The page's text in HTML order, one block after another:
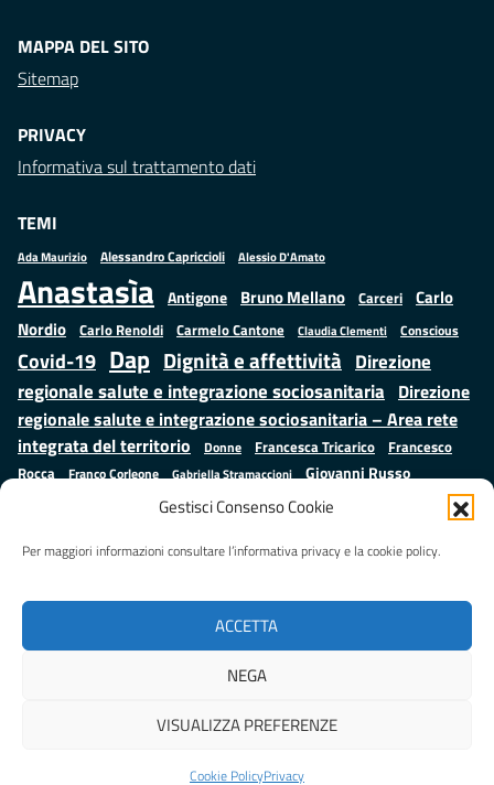
Gestisci Consenso Cookie
Per maggiori informazioni consultare l’informativa privacy e la cookie policy.
ACCETTA
NEGA
VISUALIZZA PREFERENZE
Cookie PolicyPrivacy
MAPPA DEL SITO
Sitemap
PRIVACY
Informativa sul trattamento dati
TEMI
Ada Maurizio Alessandro Capriccioli Alessio D'Amato
Anastasìa Antigone Bruno Mellano Carceri
Carlo
Nordio Carlo Renoldi Carmelo Cantone Claudia Clementi Conscious
Covid-19 Dap Dignità e affettività Direzione
regionale salute e integrazione sociosanitaria Direzione
regionale salute e integrazione sociosanitaria – Area rete
integrata del territorio
Donne Francesca Tricarico
Francesco
Rocca
Franco Corleone Gabriella Stramaccioni Giovanni Russo
Giuseppe Emanuele Cangemi Istruzione e cultura
Mauro
Palma ministero della Giustizia Minori Misure
Regione Lazio
Salute Samuele Ciambriello
Sarah Grieco Situazione in numeri
Valentina Calderone